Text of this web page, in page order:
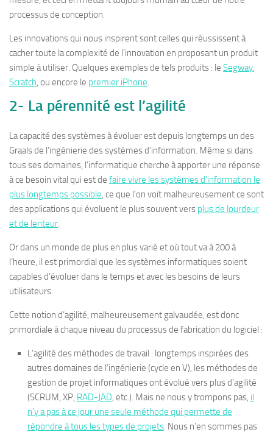
processus de conception.
Les innovations qui nous inspirent sont celles qui réussissent à
cacher toute la complexité de l’innovation en proposant un produit
simple à utiliser. Quelques exemples de tels produits : le Segway,
Scratch, ou encore le premier iPhone.
2- La pérennité est l’agilité
La capacité des systèmes à évoluer est depuis longtemps un des
Graals de l’ingénierie des systèmes d’information. Même si dans
tous ses domaines, l’informatique cherche à apporter une réponse
à ce besoin vital qui est de faire vivre les systèmes d’information le
plus longtemps possible, ce que l’on voit malheureusement ce sont
des applications qui évoluent le plus souvent vers plus de lourdeur
et de lenteur.
Or dans un monde de plus en plus varié et où tout va à 200 à
l’heure, il est primordial que les systèmes informatiques soient
capables d’évoluer dans le temps et avec les besoins de leurs
utilisateurs.
Cette notion d’agilité, malheureusement galvaudée, est donc
primordiale à chaque niveau du processus de fabrication du logiciel :
L’agilité des méthodes de travail : longtemps inspirées des
autres domaines de l’ingénierie (cycle en V), les méthodes de
gestion de projet informatiques ont évolué vers plus d’agilité
(SCRUM, XP, RAD-JAD, etc.). Mais ne nous y trompons pas, il
n’y a pas à ce jour une seule méthode qui permette de
répondre à tous les types de projets. Nous n’en sommes pas